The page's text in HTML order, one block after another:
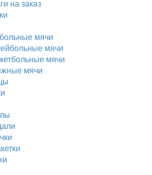
на заказ
мячи
мячи
мячи
мячи